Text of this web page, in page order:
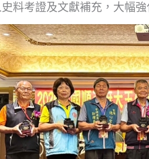
料考證及文獻補充，大幅強